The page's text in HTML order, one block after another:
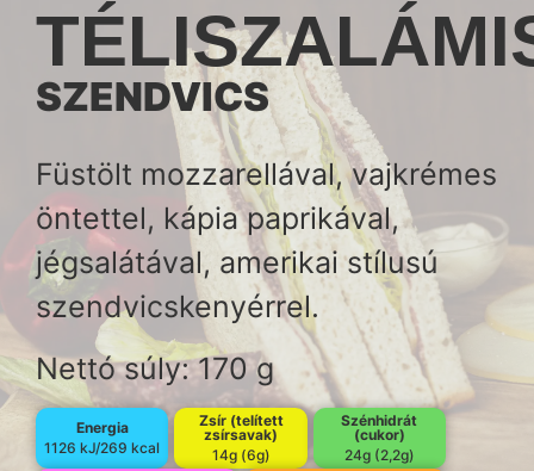
SZENDVICS
Füstölt mozzarellával, vajkrémes
öntettel, kápia paprikával,
jégsalátával, amerikai stílusú
szendvicskenyérrel.
Nettó súly: 170 g
Energia
1126 kJ/269 kcal
Zsír (telített
zsírsavak)
14g (6g)
Szénhidrát
(cukor)
24g (2,2g)